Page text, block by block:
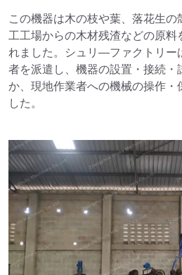
この機器は木の枝や葉、落花生
工工場からの木材残渣などの原料
れました。シュリ―ファクトリー
者を派遣し、機器の設置・接続・
か、現地作業者への機械の操作・
した。